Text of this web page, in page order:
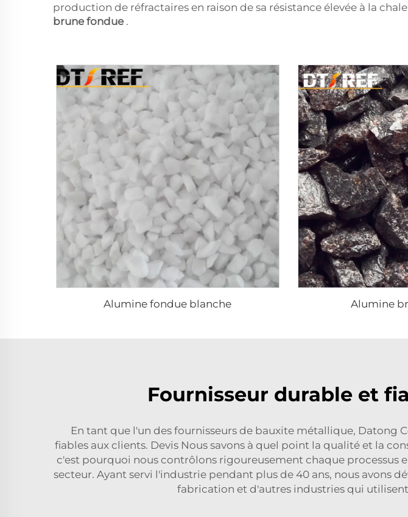
production de réfractaires en raison de sa résistance élevée à la
brune fondue .
Alumine fondue blanche Alumine
Fournisseur durable et
En tant que l'un des fournisseurs de bauxite métallique, Datong
fiables aux clients. Devis Nous savons à quel point la qualité et la
c'est pourquoi nous contrôlons rigoureusement chaque processus
secteur. Ayant servi l'industrie pendant plus de 40 ans, nous avons
fabrication et d'autres industries qui